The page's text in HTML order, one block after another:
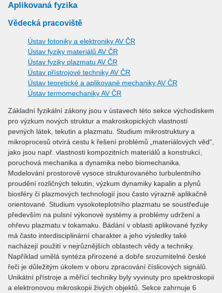
Aplikovaná fyzika
Vědecká pracoviště
Ústav fotoniky a elektroniky AV ČR
Ústav fyziky materiálů AV ČR
Ústav fyziky plazmatu AV ČR
Ústav přístrojové techniky AV ČR
Ústav teoretické a aplikované mechaniky AV ČR
Ústav termomechaniky AV ČR
Základní fyzikální zákony jsou v ústavech této sekce východiskem
pro výzkum nových struktur a makroskopických vlastností
pevných látek, tekutin a plazmatu. Studium mikrostruktury a
mikroprocesů otvírá cestu k řešení problémů „materiálových věd“,
jako jsou např. vlastnosti kompozitních materiálů a konstrukcí,
poruchová mechanika a dynamika nebo biomechanika.
Modelování prostorově vysoce strukturovaného turbulentního
proudění rozličných tekutin, výzkum dynamiky kapalin a plynů
biosféry či plazmových technologií jsou často výrazně aplikačně
orientované. Studium vysokoteplotního plazmatu se soustřeďuje
především na pulsní výkonové systémy a problémy udržení a
ohřevu plazmatu v tokamaku. Bádání v oblasti aplikované fyziky
má často interdisciplinární charakter a jeho výsledky také
nacházejí použití v nejrůznějších oblastech vědy a techniky.
Například umělá syntéza přirozené a dobře srozumitelné české
řeči je důležitým úkolem v oboru zpracování číslicových signálů.
Unikátní přístroje a měřící techniky byly vyvinuty pro spektroskopii
a elektronovou mikroskopii živých objektů. Sekce zahrnuje 6